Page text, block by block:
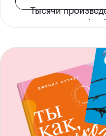
Тысячи
с доступом